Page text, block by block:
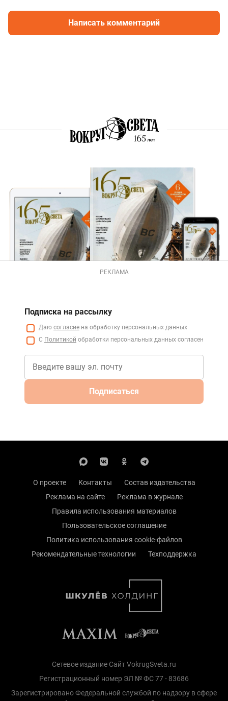
Написать комментарий
РЕКЛАМА
Подписка на рассылку
Даю согласие на обработку персональных данных
С Политикой обработки персональных данных согласен
Подписаться
О проекте Контакты
Состав издательства
Реклама на сайте
Реклама в журнале
Правила использования материалов
Пользовательское соглашение
Политика использования cookie-файлов
Рекомендательные технологии
Техподдержка
Сетевое издание Сайт VokrugSveta.ru
Регистрационный номер ЭЛ № ФС 77 - 83686
Зарегистрировано Федеральной службой по надзору в сфере